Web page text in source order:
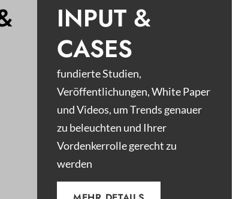
INPUT &
CASES
fundierte Studien,
Veröffentlichungen, White Paper
und Videos, um Trends genauer
zu beleuchten und Ihrer
Vordenkerrolle gerecht zu
werden